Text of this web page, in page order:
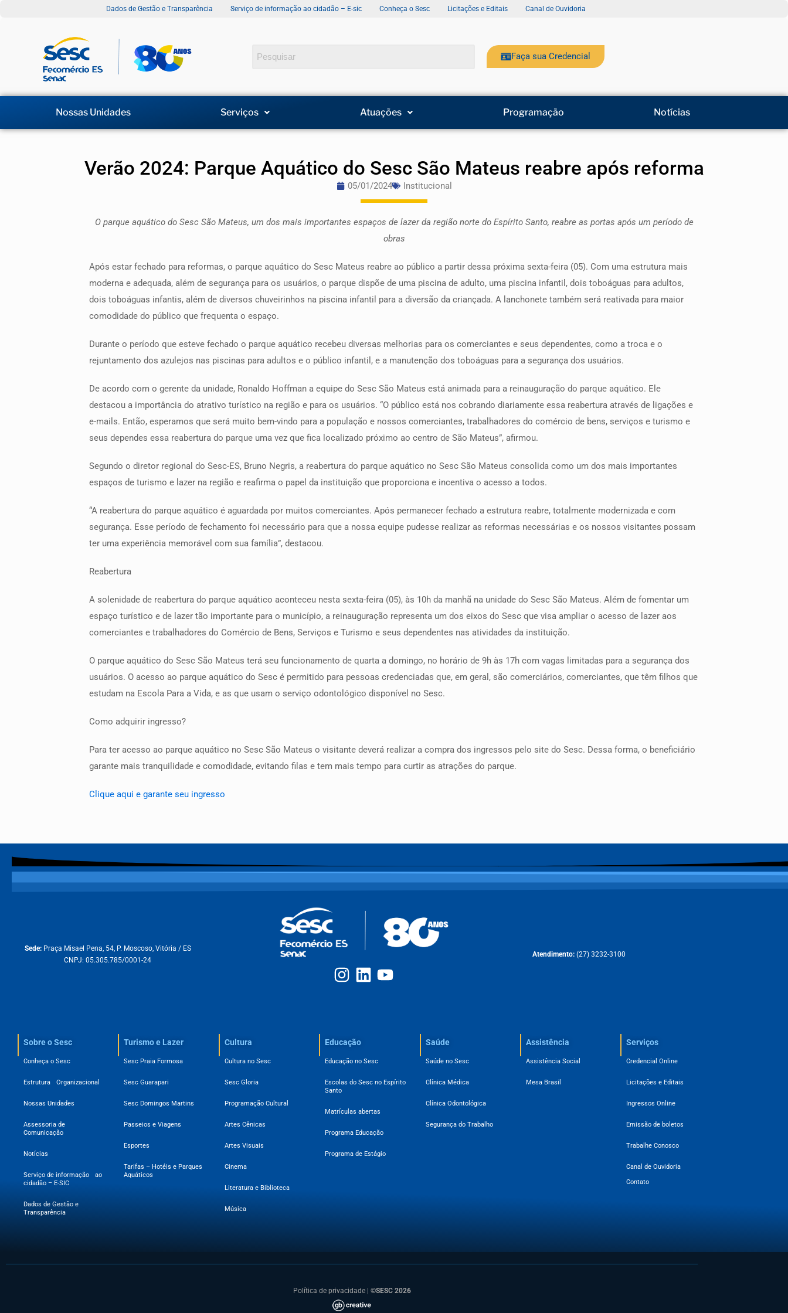
Dados de Gestão e Transparência Serviço de informação ao cidadão – E-sic Conheça o Sesc Licitações e Editais Canal de Ouvidoria
Faça sua Credencial
Nossas Unidades Serviços Atuações Programação Notícias
Verão 2024: Parque Aquático do Sesc São Mateus reabre após reforma
05/01/2024 Institucional
O parque aquático do Sesc São Mateus, um dos mais importantes espaços de lazer da região norte do Espírito Santo, reabre as portas após um período de
obras
Após estar fechado para reformas, o parque aquático do Sesc Mateus reabre ao público a partir dessa próxima sexta-feira (05). Com uma estrutura mais
moderna e adequada, além de segurança para os usuários, o parque dispõe de uma piscina de adulto, uma piscina infantil, dois toboáguas para adultos,
dois toboáguas infantis, além de diversos chuveirinhos na piscina infantil para a diversão da criançada. A lanchonete também será reativada para maior
comodidade do público que frequenta o espaço.
Durante o período que esteve fechado o parque aquático recebeu diversas melhorias para os comerciantes e seus dependentes, como a troca e o
rejuntamento dos azulejos nas piscinas para adultos e o público infantil, e a manutenção dos toboáguas para a segurança dos usuários.
De acordo com o gerente da unidade, Ronaldo Hoffman a equipe do Sesc São Mateus está animada para a reinauguração do parque aquático. Ele
destacou a importância do atrativo turístico na região e para os usuários. “O público está nos cobrando diariamente essa reabertura através de ligações e
e-mails. Então, esperamos que será muito bem-vindo para a população e nossos comerciantes, trabalhadores do comércio de bens, serviços e turismo e
seus dependes essa reabertura do parque uma vez que fica localizado próximo ao centro de São Mateus”, afirmou.
Segundo o diretor regional do Sesc-ES, Bruno Negris, a reabertura do parque aquático no Sesc São Mateus consolida como um dos mais importantes
espaços de turismo e lazer na região e reafirma o papel da instituição que proporciona e incentiva o acesso a todos.
“A reabertura do parque aquático é aguardada por muitos comerciantes. Após permanecer fechado a estrutura reabre, totalmente modernizada e com
segurança. Esse período de fechamento foi necessário para que a nossa equipe pudesse realizar as reformas necessárias e os nossos visitantes possam
ter uma experiência memorável com sua família”, destacou.
Reabertura
A solenidade de reabertura do parque aquático aconteceu nesta sexta-feira (05), às 10h da manhã na unidade do Sesc São Mateus. Além de fomentar um
espaço turístico e de lazer tão importante para o município, a reinauguração representa um dos eixos do Sesc que visa ampliar o acesso de lazer aos
comerciantes e trabalhadores do Comércio de Bens, Serviços e Turismo e seus dependentes nas atividades da instituição.
O parque aquático do Sesc São Mateus terá seu funcionamento de quarta a domingo, no horário de 9h às 17h com vagas limitadas para a segurança dos
usuários. O acesso ao parque aquático do Sesc é permitido para pessoas credenciadas que, em geral, são comerciários, comerciantes, que têm filhos que
estudam na Escola Para a Vida, e as que usam o serviço odontológico disponível no Sesc.
Como adquirir ingresso?
Para ter acesso ao parque aquático no Sesc São Mateus o visitante deverá realizar a compra dos ingressos pelo site do Sesc. Dessa forma, o beneficiário
garante mais tranquilidade e comodidade, evitando filas e tem mais tempo para curtir as atrações do parque.
Clique aqui e garante seu ingresso
Sede: Praça Misael Pena, 54, P. Moscoso, Vitória / ES
CNPJ: 05.305.785/0001-24
Atendimento: (27) 3232-3100
Sobre o Sesc​
Conheça o Sesc
Estrutura Organizacional
Nossas Unidades
Assessoria de
Comunicação
Notícias
Serviço de informação ao
cidadão – E-SIC
Dados de Gestão e
Transparência
Turismo e Lazer
Sesc Praia Formosa
Sesc Guarapari
Sesc Domingos Martins
Passeios e Viagens
Esportes
Tarifas – Hotéis e Parques
Aquáticos
Cultura
Cultura no Sesc
Sesc Gloria
Programação Cultural
Artes Cênicas
Artes Visuais
Cinema
Literatura e Biblioteca
Música
Educação
Educação no Sesc
Escolas do Sesc no Espírito
Santo
Matrículas abertas
Programa Educação
Programa de Estágio
Saúde
Saúde no Sesc
Clínica Médica
Clínica Odontológica
Segurança do Trabalho
Assistência
Assistência Social
Mesa Brasil
Serviços
Credencial Online
Licitações e Editais
Ingressos Online
Emissão de boletos
Trabalhe Conosco
Canal de Ouvidoria
Contato
Política de privacidade| ©SESC 2026